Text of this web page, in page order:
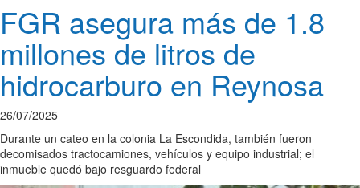
FGR asegura más de 1.8
millones de litros de
hidrocarburo en Reynosa
26/07/2025
Durante un cateo en la colonia La Escondida, también fueron
decomisados tractocamiones, vehículos y equipo industrial; el
inmueble quedó bajo resguardo federal